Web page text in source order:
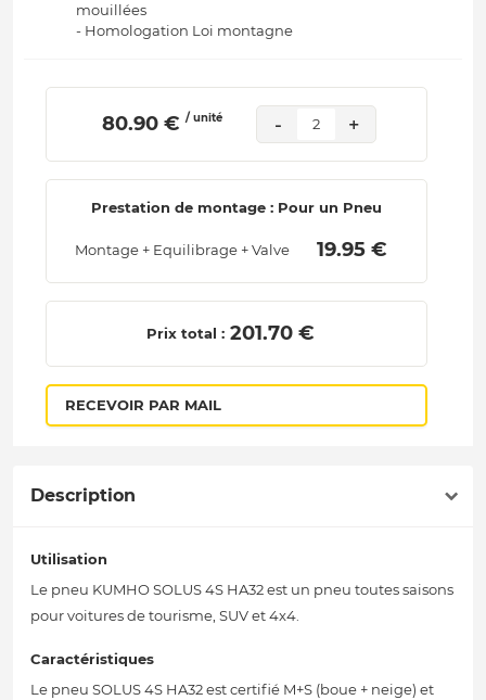
mouillées
- Homologation Loi montagne
80.90 € / unité - 2 +
Prestation de montage : Pour un Pneu
Montage + Equilibrage + Valve 19.95 €
Prix total : 201.70 €
RECEVOIR PAR MAIL
Description
Utilisation
Le pneu KUMHO SOLUS 4S HA32 est un pneu toutes saisons
pour voitures de tourisme, SUV et 4x4.
Caractéristiques
Le pneu SOLUS 4S HA32 est certifié M+S (boue + neige) et